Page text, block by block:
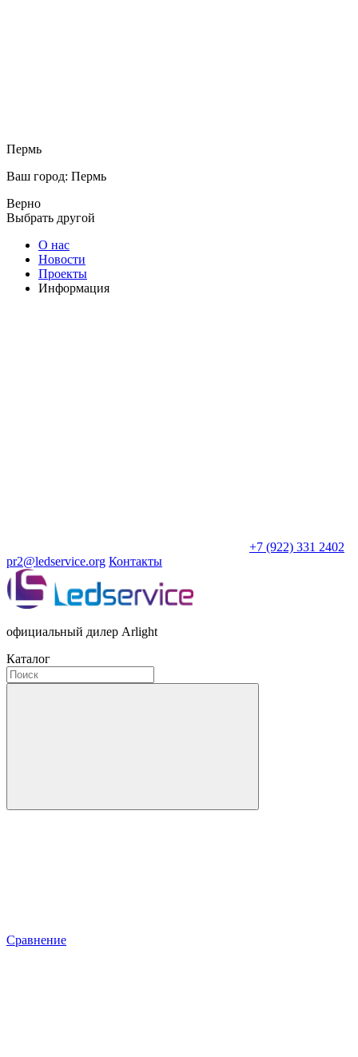
Пермь
Ваш город: Пермь
Верно
Выбрать другой
О нас
Новости
Проекты
Информация
+7 (922) 331 2402
pr2@ledservice.org Контакты
официальный дилер Arlight
Каталог
Сравнение